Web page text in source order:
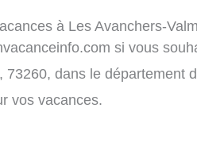
à Les Avanchers-
si vous
73260, dans le département
vos vacances.